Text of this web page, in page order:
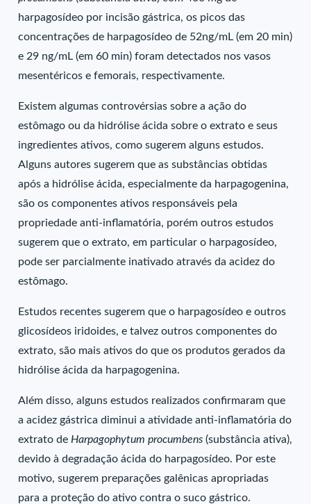
harpagosídeo por incisão gástrica, os picos das
concentrações de harpagosídeo de 52ng/mL (em 20 min)
e 29 ng/mL (em 60 min) foram detectados nos vasos
mesentéricos e femorais, respectivamente.
Existem algumas controvérsias sobre a ação do
estômago ou da hidrólise ácida sobre o extrato e seus
ingredientes ativos, como sugerem alguns estudos.
Alguns autores sugerem que as substâncias obtidas
após a hidrólise ácida, especialmente da harpagogenina,
são os componentes ativos responsáveis pela
propriedade anti-inflamatória, porém outros estudos
sugerem que o extrato, em particular o harpagosídeo,
pode ser parcialmente inativado através da acidez do
estômago.
Estudos recentes sugerem que o harpagosídeo e outros
glicosídeos iridoides, e talvez outros componentes do
extrato, são mais ativos do que os produtos gerados da
hidrólise ácida da harpagogenina.
Além disso, alguns estudos realizados confirmaram que
a acidez gástrica diminui a atividade anti-inflamatória do
extrato de Harpagophytum procumbens(substância ativa),
devido à degradação ácida do harpagosídeo. Por este
motivo, sugerem preparações galênicas apropriadas
para a proteção do ativo contra o suco gástrico.